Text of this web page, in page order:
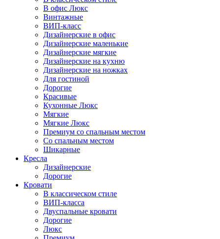
В офис Люкс
Винтажные
ВИП-класс
Дизайнерские в офис
Дизайнерские маленькие
Дизайнерские мягкие
Дизайнерские на кухню
Дизайнерские на ножках
Для гостиной
Дорогие
Красивые
Кухонные Люкс
Мягкие
Мягкие Люкс
Премиум со спальным местом
Со спальным местом
Шикарные
Кресла
Дизайнерские
Дорогие
Кровати
В классическом стиле
ВИП-класса
Двуспальные кровати
Дорогие
Люкс